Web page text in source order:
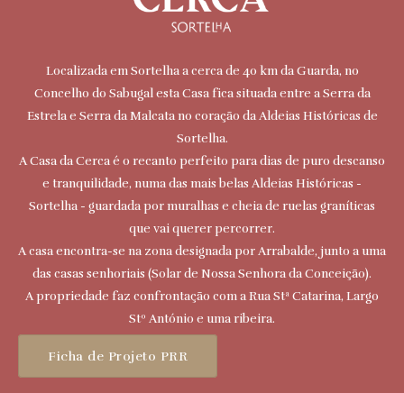
Localizada em Sortelha a cerca de 40 km da Guarda, no
Concelho do Sabugal esta Casa fica situada entre a Serra da
Estrela e Serra da Malcata no coração da Aldeias Históricas de
Sortelha.
A Casa da Cerca é o recanto perfeito para dias de puro descanso
e tranquilidade, numa das mais belas Aldeias Históricas -
Sortelha - guardada por muralhas e cheia de ruelas graníticas
que vai querer percorrer.
A casa encontra-se na zona designada por Arrabalde, junto a uma
das casas senhoriais (Solar de Nossa Senhora da Conceição).
A propriedade faz confrontação com a Rua Stª Catarina, Largo
Stº António e uma ribeira.
Ficha de Projeto PRR